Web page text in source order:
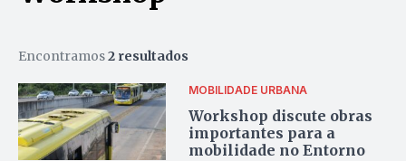
Encontramos2 resultados
MOBILIDADE URBANA
Workshop discute obras
importantes para a
mobilidade no Entorno